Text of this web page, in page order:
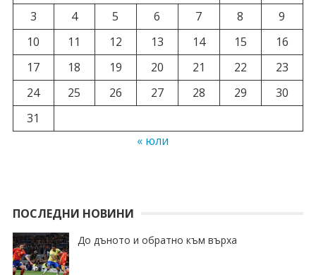
3
4 5 6 7 8
9
10
11 12 13 14 15
16
17
18 19 20 21 22
23
24
25 26 27 28 29
30
31
« юли
ПОСЛЕДНИ НОВИНИ
До дъното и обратно към върха